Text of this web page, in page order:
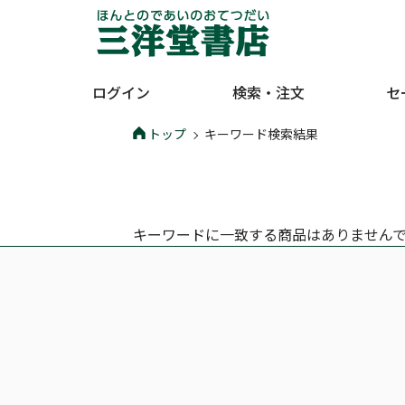
ログイン 検索・注文
トップ キーワード検索結果
キーワードに一致する商品はありません